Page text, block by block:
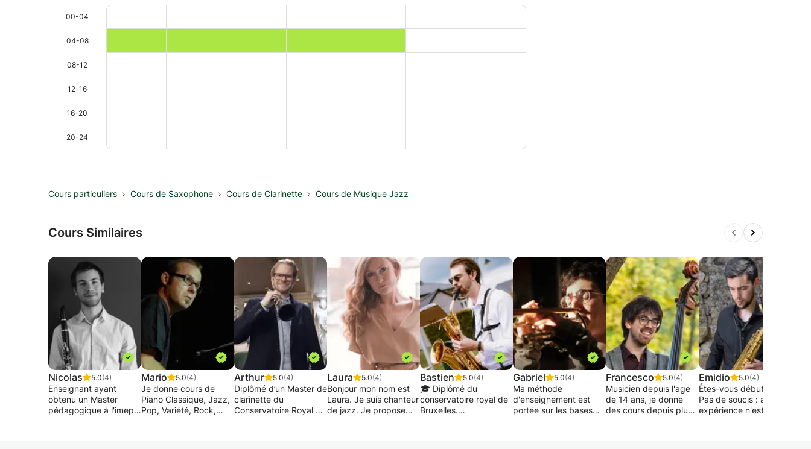
00-04
04-08
08-12
12-16
16-20
20-24
Cours particuliers Cours de Saxophone Cours de Clarinette Cours de Musique Jazz
Cours Similaires
Nicolas 5.0(4)
Enseignant ayant
obtenu un Master
pédagogique à l'imep,
Mario 5.0(4)
Je donne cours de
Piano Classique, Jazz,
Pop, Variété, Rock,
Arthur 5.0(4)
Diplômé d’un Master de
clarinette du
Conservatoire Royal de
Laura 5.0(4)
Bonjour mon nom est
Laura. Je suis chanteur
de jazz. Je propose
Bastien 5.0(4)
🎓 Diplômé du
conservatoire royal de
Bruxelles.
Gabriel 5.0(4)
Ma méthode
d'enseignement est
portée sur les bases
Francesco 5.0(4)
Musicien depuis l'age
de 14 ans, je donne
des cours depuis plus
Emidio 5.0(4)
Êtes-vous débutant ??
Pas de soucis : aucune
expérience n'est